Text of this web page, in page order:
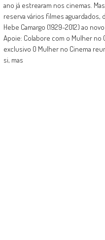
ano já estrearam nos cinemas.
reserva vários filmes aguardados,
Hebe Camargo (1929-2012) ao
Apoie: Colabore com o Mulher
exclusivo O Mulher no Cinema
si, mas